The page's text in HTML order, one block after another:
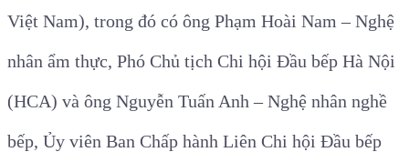
Việt Nam), trong đó có ông Phạm Hoài Nam – Nghệ
nhân ẩm thực, Phó Chủ tịch Chi hội Đầu bếp Hà Nội
(HCA) và ông Nguyễn Tuấn Anh – Nghệ nhân nghề
bếp, Ủy viên Ban Chấp hành Liên Chi hội Đầu bếp